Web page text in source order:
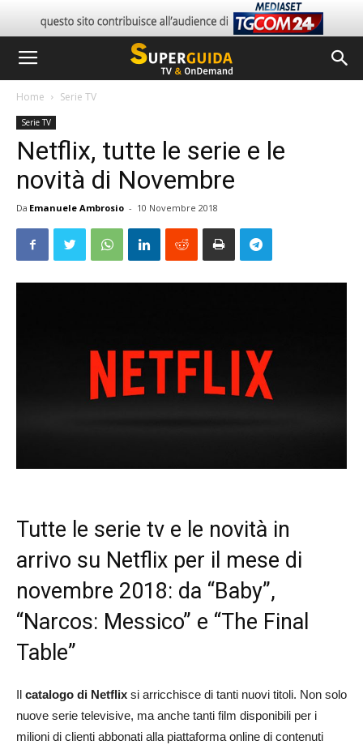
Home Serie TV
Serie TV
Netflix, tutte le serie e le
novità di Novembre
Da Emanuele Ambrosio - 10 Novembre 2018
Tutte le serie tv e le novità in
arrivo su Netflix per il mese di
novembre 2018: da “Baby”,
“Narcos: Messico” e “The Final
Table”
Il catalogo di Netflix si arricchisce di tanti nuovi titoli. Non solo
nuove serie televisive, ma anche tanti film disponibili per i
milioni di clienti abbonati alla piattaforma online di contenuti